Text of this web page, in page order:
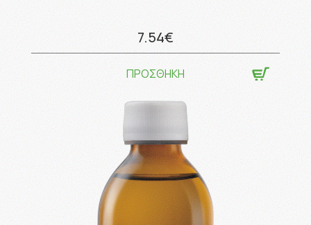
7.54€
ΠΡΟΣΘΗΚΗ